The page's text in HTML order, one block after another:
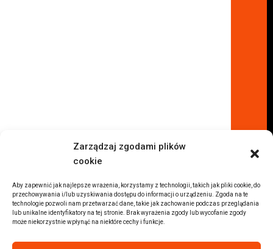
Zarządzaj zgodami plików
cookie
Aby zapewnić jak najlepsze wrażenia, korzystamy z technologii, takich jak pliki cookie, do
przechowywania i/lub uzyskiwania dostępu do informacji o urządzeniu. Zgoda na te
technologie pozwoli nam przetwarzać dane, takie jak zachowanie podczas przeglądania
lub unikalne identyfikatory na tej stronie. Brak wyrażenia zgody lub wycofanie zgody
może niekorzystnie wpłynąć na niektóre cechy i funkcje.
Inne Lokalizacje
Auta z USA Rzeszów
Auta z USA Białystok
Auta z USA Kraków
Marki samochodów
Sprzedam BMW